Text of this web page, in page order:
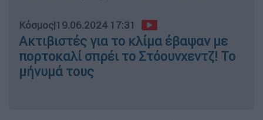
Κόσμος|19.06.2024 17:31
Ακτιβιστές για το κλίμα έβαψαν με
πορτοκαλί σπρέι το Στόουνχεντζ! Το
μήνυμά τους